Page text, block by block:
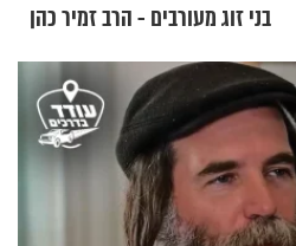
בני זוג מעורבים - הרב זמיר כהן